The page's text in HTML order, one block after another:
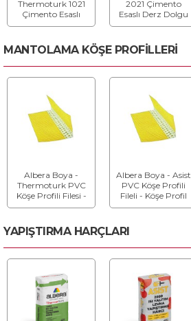
Thermoturk 1021
Çimento Esaslı
Derz Dolgu
CG2WA ) - Derz
Dolgu Malzemesi
2021 Çimento
Esaslı Derz Dolgu
Malzemesi - Derz
MANTOLAMA KÖŞE PROFİLLERİ
Albera Boya -
Thermoturk PVC
Köşe Profili Filesi -
Köşe Profil Filesi
Albera Boya - Asist
PVC Köşe Profili
Fileli - Köşe Profil
Filesi
YAPIŞTIRMA HARÇLARI